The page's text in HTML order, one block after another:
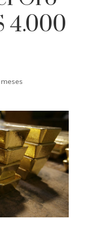
4.000